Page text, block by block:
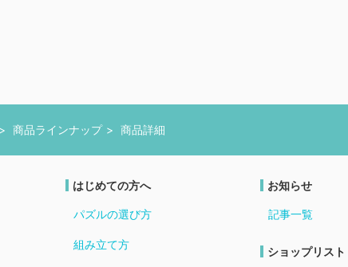
商品ラインナップ 商品詳細
はじめての方へ
パズルの選び方
組み立て方
お知らせ
記事一覧
ショップリスト